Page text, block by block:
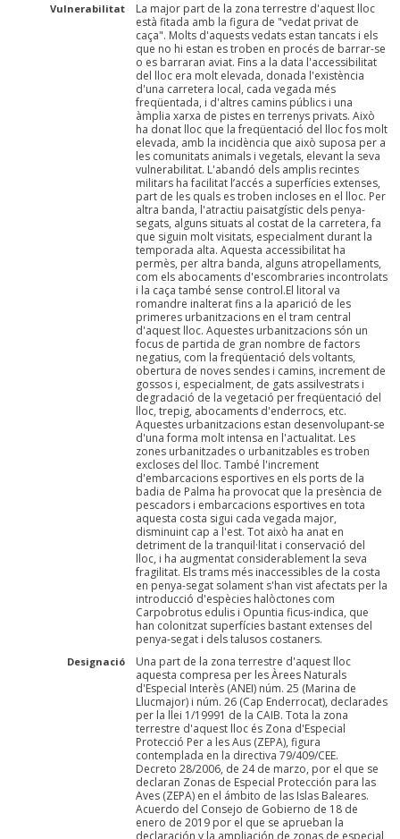
Vulnerabilitat
La major part de la zona terrestre d'aquest lloc
està fitada amb la figura de "vedat privat de
caça". Molts d'aquests vedats estan tancats i els
que no hi estan es troben en procés de barrar-se
o es barraran aviat. Fins a la data l'accessibilitat
del lloc era molt elevada, donada l'existència
d'una carretera local, cada vegada més
freqüentada, i d'altres camins públics i una
àmplia xarxa de pistes en terrenys privats. Això
ha donat lloc que la freqüentació del lloc fos molt
elevada, amb la incidència que això suposa per a
les comunitats animals i vegetals, elevant la seva
vulnerabilitat. L'abandó dels amplis recintes
militars ha facilitat l’accés a superfícies extenses,
part de les quals es troben incloses en el lloc. Per
altra banda, l'atractiu paisatgístic dels penya-
segats, alguns situats al costat de la carretera, fa
que siguin molt visitats, especialment durant la
temporada alta. Aquesta accessibilitat ha
permès, per altra banda, alguns atropellaments,
com els abocaments d'escombraries incontrolats
i la caça també sense control.El litoral va
romandre inalterat fins a la aparició de les
primeres urbanitzacions en el tram central
d'aquest lloc. Aquestes urbanitzacions són un
focus de partida de gran nombre de factors
negatius, com la freqüentació dels voltants,
obertura de noves sendes i camins, increment de
gossos i, especialment, de gats assilvestrats i
degradació de la vegetació per freqüentació del
lloc, trepig, abocaments d'enderrocs, etc.
Aquestes urbanitzacions estan desenvolupant-se
d'una forma molt intensa en l'actualitat. Les
zones urbanitzades o urbanitzables es troben
excloses del lloc. També l'increment
d'embarcacions esportives en els ports de la
badia de Palma ha provocat que la presència de
pescadors i embarcacions esportives en tota
aquesta costa sigui cada vegada major,
disminuint cap a l'est. Tot això ha anat en
detriment de la tranquil·litat i conservació del
lloc, i ha augmentat considerablement la seva
fragilitat. Els trams més inaccessibles de la costa
en penya-segat solament s'han vist afectats per la
introducció d'espècies halòctones com
Carpobrotus edulis i Opuntia ficus-indica, que
han colonitzat superfícies bastant extenses del
penya-segat i dels talusos costaners.
Designació
Una part de la zona terrestre d'aquest lloc
aquesta compresa per les Àrees Naturals
d'Especial Interès (ANEI) núm. 25 (Marina de
Llucmajor) i núm. 26 (Cap Enderrocat), declarades
per la llei 1/19991 de la CAIB. Tota la zona
terrestre d'aquest lloc és Zona d'Especial
Protecció Per a les Aus (ZEPA), figura
contemplada en la directiva 79/409/CEE.
Decreto 28/2006, de 24 de marzo, por el que se
declaran Zonas de Especial Protección para las
Aves (ZEPA) en el ámbito de las Islas Baleares.
Acuerdo del Consejo de Gobierno de 18 de
enero de 2019 por el que se aprueban la
declaración y la ampliación de zonas de especial